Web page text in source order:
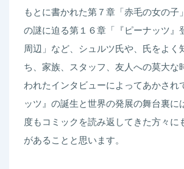
もとに書かれた第７章「赤毛の女の子
の謎に迫る第１６章「『ピーナッツ』
周辺」など、シュルツ氏や、氏をよく
ち、家族、スタッフ、友人への莫大な
われたインタビューによってあかされ
ッツ』の誕生と世界の発展の舞台裏に
度もコミックを読み返してきた方々に
があることと思います。